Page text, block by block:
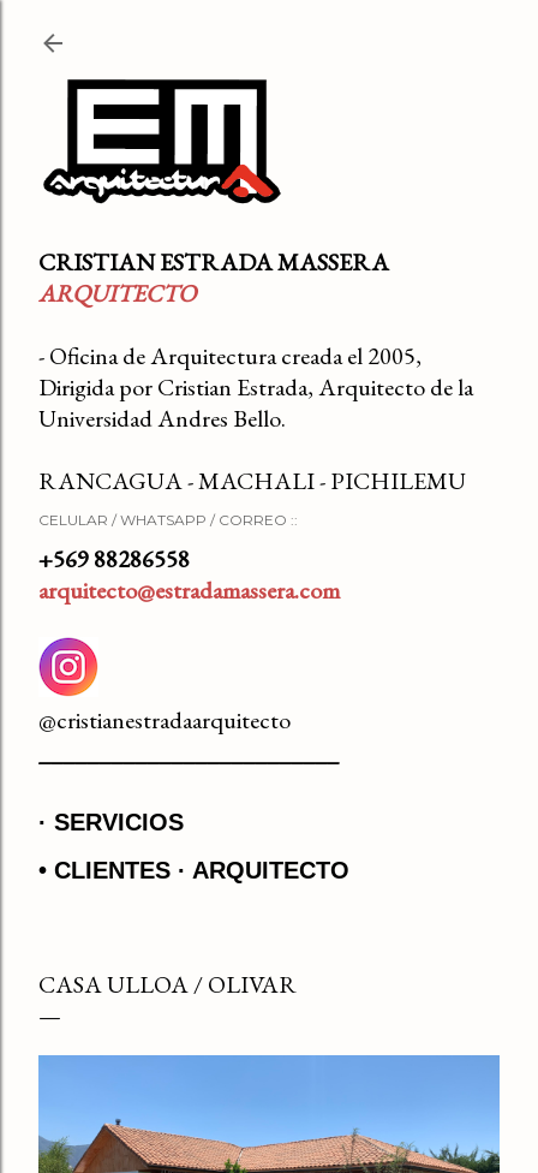
CRISTIAN ESTRADA MASSERA
ARQUITECTO
- Oficina de Arquitectura creada el 2005,
Dirigida por Cristian Estrada, Arquitecto de la
Universidad Andres Bello.
RANCAGUA - MACHALI - PICHILEMU
CELULAR / WHATSAPP / CORREO ::
+569 88286558
arquitecto@estradamassera.com
@cristianestradaarquitecto
SERVICIOS
• CLIENTES
ARQUITECTO
CASA ULLOA / OLIVAR